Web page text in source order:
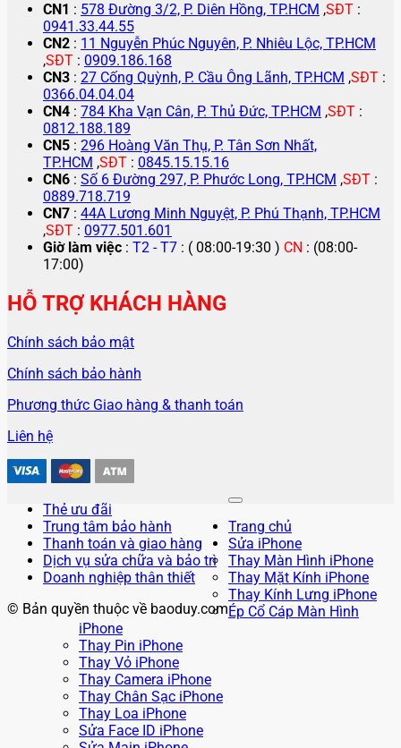
CN1 : 578 Đường 3/2, P. Diên Hồng, TP.HCM ,SĐT :
0941.33.44.55
CN2 : 11 Nguyễn Phúc Nguyên, P. Nhiêu Lộc, TP.HCM
,SĐT : 0909.186.168
CN3 : 27 Cống Quỳnh, P. Cầu Ông Lãnh, TP.HCM ,SĐT :
0366.04.04.04
CN4 : 784 Kha Vạn Cân, P. Thủ Đức, TP.HCM ,SĐT :
0812.188.189
CN5 : 296 Hoàng Văn Thụ, P. Tân Sơn Nhất,
TP.HCM ,SĐT : 0845.15.15.16
CN6 : Số 6 Đường 297, P. Phước Long, TP.HCM ,SĐT :
0889.718.719
CN7 : 44A Lương Minh Nguyệt, P. Phú Thạnh, TP.HCM
,SĐT : 0977.501.601
Giờ làm việc : T2 - T7 : ( 08:00-19:30 ) CN : (08:00-
17:00)
HỖ TRỢ KHÁCH HÀNG
Chính sách bảo mật
Chính sách bảo hành
Phương thức Giao hàng & thanh toán
Liên hệ
Thẻ ưu đãi
Trung tâm bảo hành
Thanh toán và giao hàng
Dịch vụ sửa chữa và bảo trì
Doanh nghiệp thân thiết
© Bản quyền thuộc về baoduy.com
Trang chủ
Sửa iPhone
Thay Màn Hình iPhone
Thay Mặt Kính iPhone
Thay Kính Lưng iPhone
Ép Cổ Cáp Màn Hình
iPhone
Thay Pin iPhone
Thay Vỏ iPhone
Thay Camera iPhone
Thay Chân Sạc iPhone
Thay Loa iPhone
Sửa Face ID iPhone